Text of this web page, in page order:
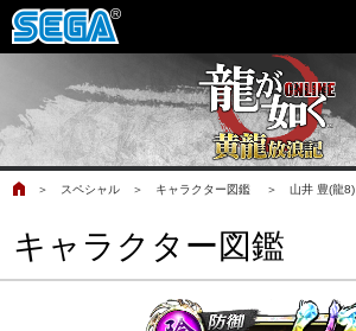
＞ スペシャル ＞ キャラクター図鑑 ＞ 山井 豊(龍8)
キャラクター図鑑